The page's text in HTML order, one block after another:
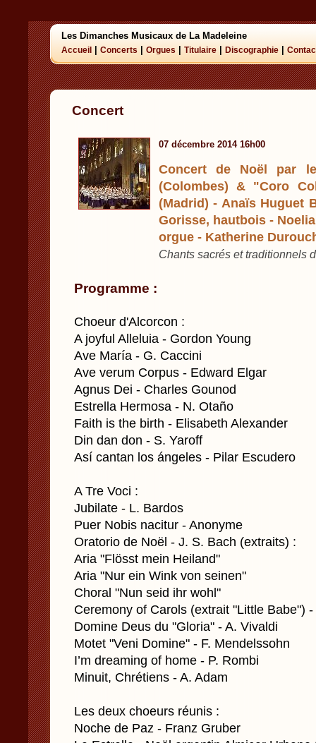
Les Dimanches Musicaux de La Madeleine
Accueil Concerts Orgues Titulaire Discographie
Concert
07 décembre 2014 16h00
Concert de Noël par
(Colombes) & "Coro
(Madrid) - Anaïs Huguet
Gorisse, hautbois -
orgue - Katherine
Chants sacrés et traditionnels
Programme :
Choeur d'Alcorcon :
A joyful Alleluia - Gordon Young
Ave María - G. Caccini
Ave verum Corpus - Edward Elgar
Agnus Dei - Charles Gounod
Estrella Hermosa - N. Otaño
Faith is the birth - Elisabeth Alexander
Din dan don - S. Yaroff
Así cantan los ángeles - Pilar Escudero
A Tre Voci :
Jubilate - L. Bardos
Puer Nobis nacitur - Anonyme
Oratorio de Noël - J. S. Bach (extraits) :
Aria "Flösst mein Heiland"
Aria "Nur ein Wink von seinen"
Choral "Nun seid ihr wohl"
Ceremony of Carols (extrait "Little Babe")
Domine Deus du "Gloria" - A. Vivaldi
Motet "Veni Domine" - F. Mendelssohn
I’m dreaming of home - P. Rombi
Minuit, Chrétiens - A. Adam
Les deux choeurs réunis :
Noche de Paz - Franz Gruber